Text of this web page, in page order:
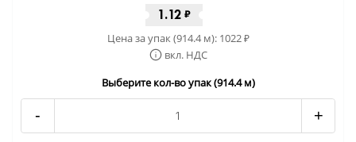
1.12 ₽
Цена за упак (914.4 м): 1022₽
вкл. НДС
Выберите кол-во упак (914.4 м)
- +